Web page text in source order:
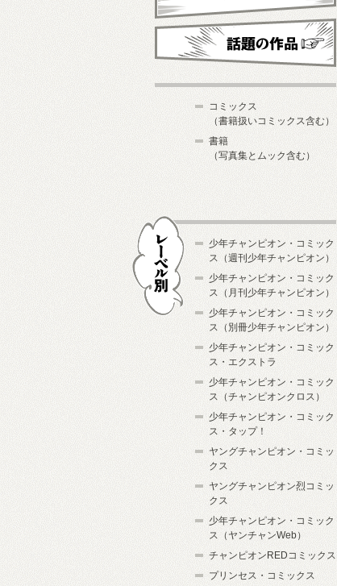
これから発売予定
コミックス
（書籍扱いコミックス含む）
書籍
（写真集とムック含む）
少年チャンピオン・コミック
ス（週刊少年チャンピオン）
少年チャンピオン・コミック
ス（月刊少年チャンピオン）
少年チャンピオン・コミック
ス（別冊少年チャンピオン）
少年チャンピオン・コミック
ス・エクストラ
少年チャンピオン・コミック
ス（チャンピオンクロス）
少年チャンピオン・コミック
ス・タップ！
ヤングチャンピオン・コミッ
クス
ヤングチャンピオン烈コミッ
クス
少年チャンピオン・コミック
ス（ヤンチャンWeb）
チャンピオンREDコミックス
プリンセス・コミックス